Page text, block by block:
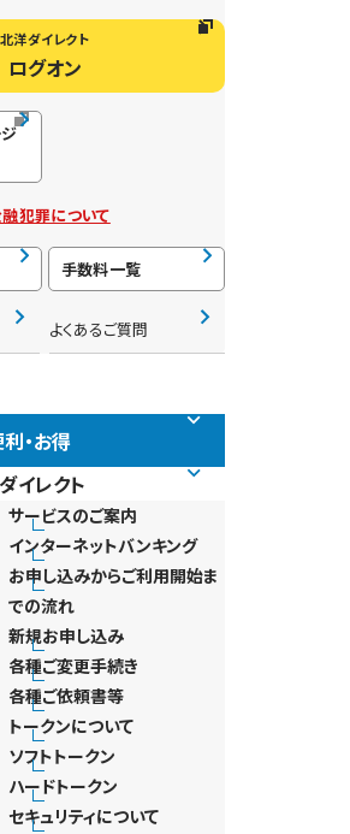
北洋ダイレクト
ログオン
融犯罪について
手数料一覧
よくあるご質問
・お得
イレクト
サービスのご案内
インターネットバンキング
お申し込みからご利用開始ま
での流れ
新規お申し込み
各種ご変更手続き
各種ご依頼書等
トークンについて
ソフトトークン
ハードトークン
セキュリティについて